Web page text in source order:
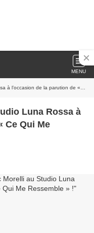
MENU
la parution de « Ce Qui Me Ressemble » !
Luna Rossa à
Ce Qui Me